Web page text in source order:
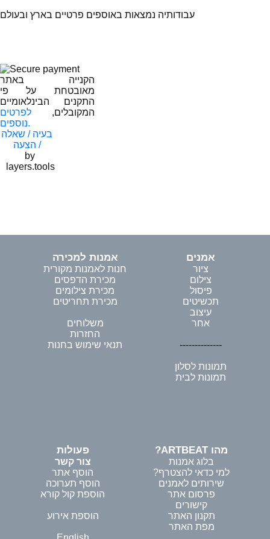
עבודותיה נמצאות באוספים פרטיים בארץ ובעולם
הקנייה באתר
מאובטחת על פי
התקנים הבינלאומיים
המקובלים, לפרטים
נוספים.
בעיה / שאלה
/ הצעה
by
layers.tools
אמנים
ציור
צילום
פיסול
תכשיטים
עיצוב
אחר
--------------
תמונות לסלון
תמונות לבית
אמנות למכירה
חנות לאמנות מקורית
מכירת הדפסים
מכירת צילומים
מכירת תחריטים
משלוחים
החזרות
תנאי שימוש בחנות
מהו ARTBEAT?
בלוג אמנות
למי כדאי להצטרף?
שירותים לאמנים
פרסום אתר
קישורים
תקנון האתר
מפת האתר
פעולות
צור קשר
הוסף אתר
הוסף תערוכה
הוספת קול קורא
הוספת אירוע